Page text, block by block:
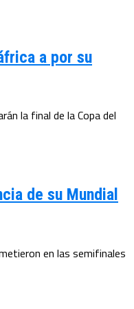
a por su
la final de la Copa del
de su Mundial
en las semifinales